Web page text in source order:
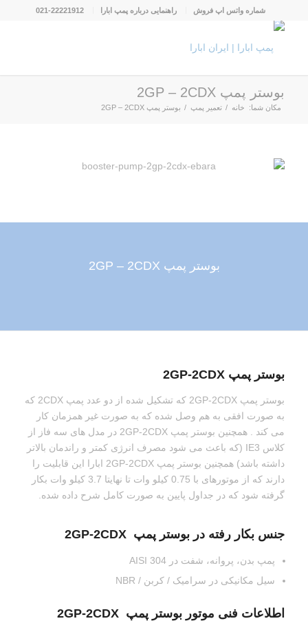
شماره واتس اپ فروش راهنمایی درباره پمپ ابارا 021-22221912
بوستر پمپ 2GP – 2CDX
مکان شما: خانه / تعمیر پمپ / بوستر پمپ 2GP – 2CDX
بوستر پمپ 2GP – 2CDX
بوستر پمپ 2GP-2CDX
بوستر پمپ 2GP-2CDX که تشکیل شده از دو عدد پمپ 2CDX که
به صورت افقی به هم وصل شده که به صورت غیر همزمان کار
می کند . همچنین بوستر پمپ 2GP-2CDX در مدل های سه فاز از
کلاس IE3 (که باعث می شود مصرف انرژی کمتر و راندمان بالاتر
داشته باشد) همچنین بوستر پمپ 2GP-2CDX ابارا این قابلیت را
دارند که از موتورهای با 0.75 کیلو وات تا نهایتا 3.7 کیلو وات بکار
گرفته شود که در جداول پایین به صورت کامل شرح داده شده.
جنس بکار رفته در بوستر پمپ 2GP-2CDX
پمپ بدن، پروانه، شفت در AISI 304
سیل مکانیکی در سرامیک / کربن / NBR
اطلاعات فنی موتور بوستر پمپ 2GP-2CDX